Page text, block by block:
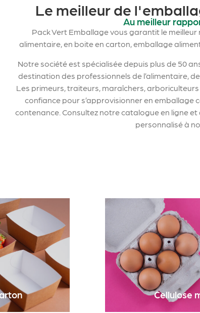
Le meilleur de
Au meilleur
Pack Vert Emballage vous garantit le
alimentaire, en boite en carton, emballage
Notre société est spécialisée depuis plus de 50
destination des professionnels de l’alimentaire,
Les primeurs, traiteurs, maraîchers,
confiance pour s’approvisionner en
contenance. Consultez notre catalogue en ligne
personnalisé à
Cellulose